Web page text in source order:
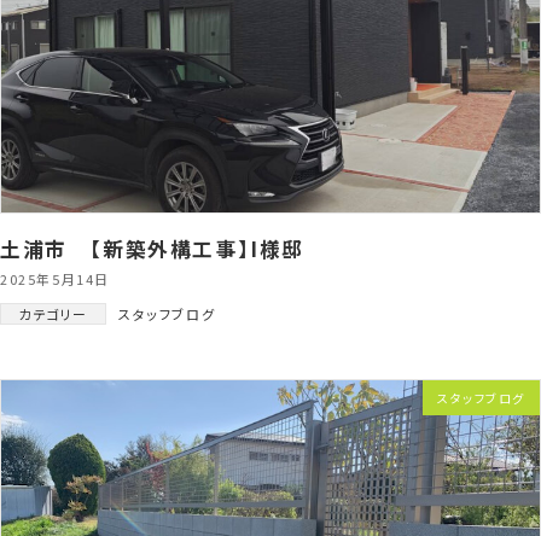
土浦市 【新築外構工事】I様邸
2025年5月14日
カテゴリー
スタッフブログ
スタッフブログ